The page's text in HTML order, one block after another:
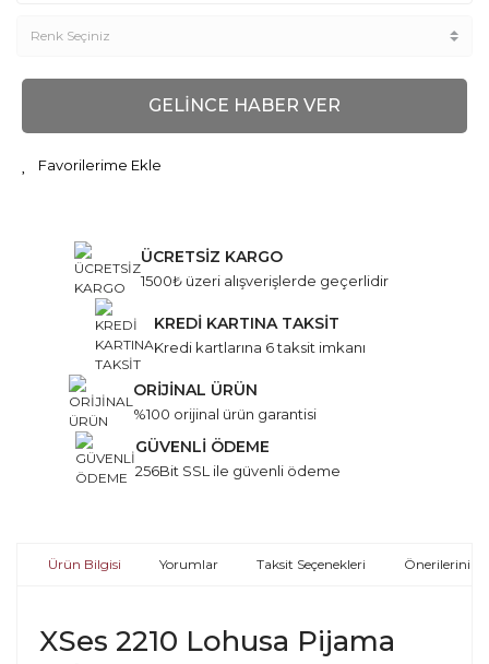
GELİNCE HABER VER
ÜCRETSİZ KARGO
1500₺ üzeri alışverişlerde geçerlidir
KREDİ KARTINA TAKSİT
Kredi kartlarına 6 taksit imkanı
ORİJİNAL ÜRÜN
%100 orijinal ürün garantisi
GÜVENLİ ÖDEME
256Bit SSL ile güvenli ödeme
Ürün Bilgisi Yorumlar Taksit Seçenekleri Önerileriniz
XSes 2210 Lohusa Pijama